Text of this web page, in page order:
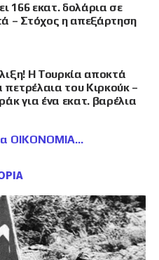
166 εκατ. δολάρια σε
– Στόχος η απεξάρτηση
Η Τουρκία αποκτά
του Κιρκούκ –
για ένα εκατ. βαρέλια
ΟΙΚΟΝΟΜΙΑ